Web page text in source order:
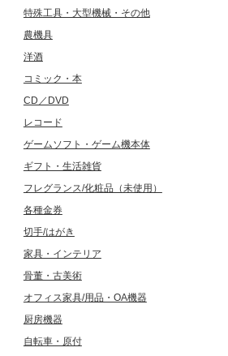
特殊工具・大型機械・その他
農機具
洋酒
コミック・本
CD／DVD
レコード
ゲームソフト・ゲーム機本体
ギフト・生活雑貨
フレグランス/化粧品（未使用）
各種金券
切手/はがき
家具・インテリア
骨董・古美術
オフィス家具/用品・OA機器
厨房機器
自転車・原付